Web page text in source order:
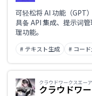
可轻松将 AI 功能（GPT
具备 API 集成、提示词
理功能。
# テキスト生成 # コー
クラウドワークスエー
クラウドワ